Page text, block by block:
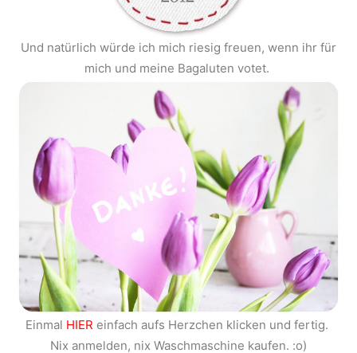
Und natürlich würde ich mich riesig freuen, wenn ihr für
mich und meine Bagaluten votet.
Einmal HIER einfach aufs Herzchen klicken und fertig.
Nix anmelden, nix Waschmaschine kaufen. :o)